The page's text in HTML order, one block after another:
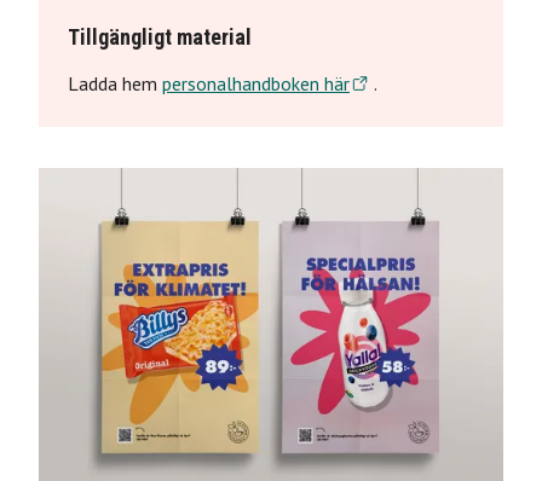
Tillgängligt material
Ladda hem personalhandboken här .